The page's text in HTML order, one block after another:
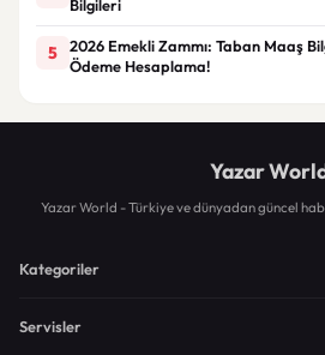
Bilgileri
5
2026 Emekli Zammı: Taban Maaş
Ödeme Hesaplama!
Yazar
Yazar World - Türkiye ve dünyadan güncel
Kategoriler
Servisler